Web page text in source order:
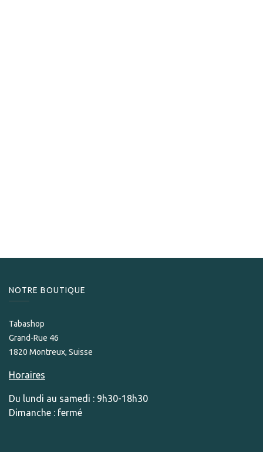
NOTRE BOUTIQUE
Tabashop
Grand-Rue 46
1820 Montreux, Suisse
Horaires
Du lundi au samedi : 9h30-18h30
Dimanche : fermé